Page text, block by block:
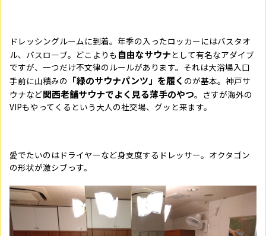
ドレッシングルームに到着。年季の入ったロッカーにはバスタオ
ル、バスロ―ブ。どこよりも 自由なサウナ として有名なアダイブ
ですが、一つだけ不文律のルールがあります。それは大浴場入口
手前に山積みの 「緑のサウナパンツ」を履く のが基本。神戸サ
ウナなど関西老舗サウナでよく見る薄手のやつ。さすが海外の
VIPもやってくるという大人の社交場、グッと来ます。
愛でたいのはドライヤーなど身支度するドレッサー。オクタゴン
の形状が激シブっす。